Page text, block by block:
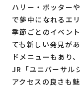
ハリー・ポッター
で夢中になれるエ
季節ごとのイベン
ても新しい発見が
ドメニューもあり
JR「ユニバーサル
アクセスの良さも